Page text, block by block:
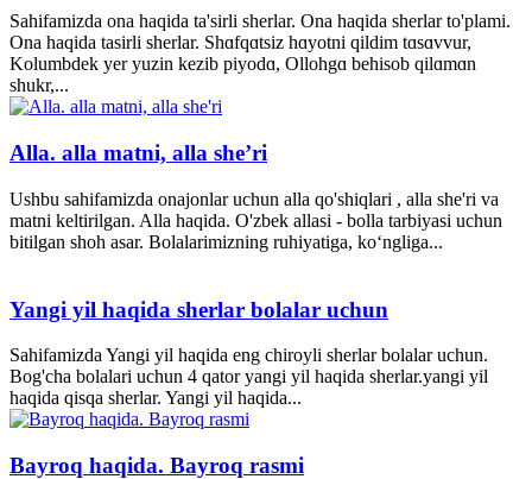
Sahifamizda ona haqida ta'sirli sherlar. Ona haqida sherlar to'plami.
Ona haqida tasirli sherlar. Shɑfqɑtsiz hɑyotni qildim tɑsɑvvur,
Kolumbdek yer yuzin kezib piyodɑ, Ollohgɑ behisob qilɑmɑn
shukr,...
Alla. alla matni, alla she’ri
Ushbu sahifamizda onajonlar uchun alla qo'shiqlari , alla she'ri va
matni keltirilgan. Alla haqida. O'zbek allasi - bolla tarbiyasi uchun
bitilgan shoh asar. Bolalarimizning ruhiyatiga, ko‘ngliga...
Yangi yil haqida sherlar bolalar uchun
Sahifamizda Yangi yil haqida eng chiroyli sherlar bolalar uchun.
Bog'cha bolalari uchun 4 qator yangi yil haqida sherlar.yangi yil
haqida qisqa sherlar. Yangi yil haqida...
Bayroq haqida. Bayroq rasmi